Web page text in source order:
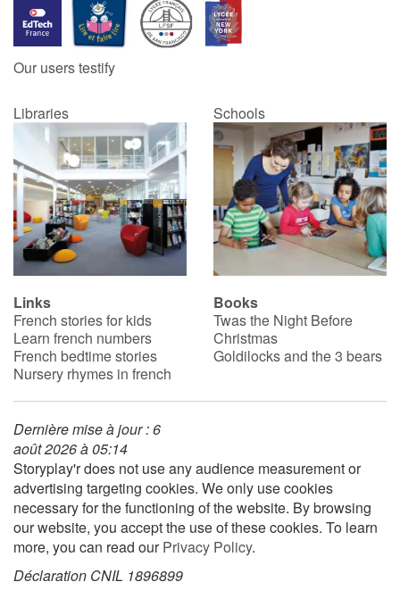
Activities and workshops
Dyslexia and reading disorders
Our users testify
Libraries Schools
Links
French stories for kids
Learn french numbers
French bedtime stories
Nursery rhymes in french
Books
Twas the Night Before
Christmas
Goldilocks and the 3 bears
Dernière mise à jour : 6
août 2026 à 05:14
Storyplay'r does not use any audience measurement or
advertising targeting cookies. We only use cookies
necessary for the functioning of the website. By browsing
our website, you accept the use of these cookies. To learn
more, you can read ourPrivacy Policy.
Déclaration CNIL 1896899